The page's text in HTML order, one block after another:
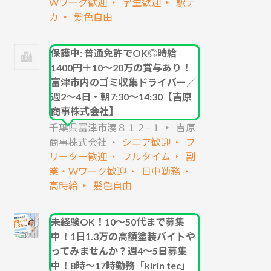
Wワーク歓迎 学生歓迎
駅チ
カ
髪色自由
保護中: 普通免許でOK◎時給
1400円＋10～20万の賞与あり！
富津市内のゴミ収集ドライバー／
週2～4日・朝7:30～14:30【吉原
商事株式会社】
千葉県富津市湊８１２−１
吉原
商事株式会社
シニア歓迎
フ
リーター歓迎
フルタイム
副
業・Wワーク歓迎
日中勤務
高時給
髪色自由
未経験OK！10～50代まで募集
中！1日1.3万の高額塗装バイトや
ってみませんか？週4～5日募集
中！8時～17時勤務「kirin tec」